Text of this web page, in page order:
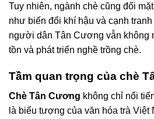
Tuy nhiên, ngành chè cũng đối
như biến đổi khí hậu và cạnh
người dân Tân Cương vẫn không
tồn và phát triển nghề trồng chè.
Tầm quan trọng của chè
Chè Tân Cương không chỉ nổi
là biểu tượng của văn hóa trà